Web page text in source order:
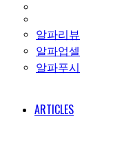
알파리뷰
알파업셀
알파푸시
ARTICLES